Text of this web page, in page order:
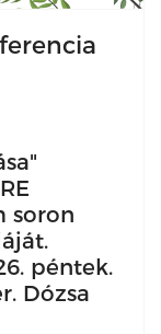
soron
péntek.
Dózsa